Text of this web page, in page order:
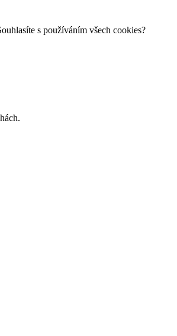
s používáním všech cookies?